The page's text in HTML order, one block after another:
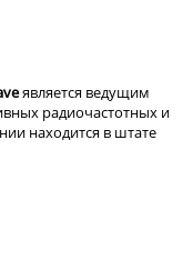
является ведущим
радиочастотных и
находится в штате